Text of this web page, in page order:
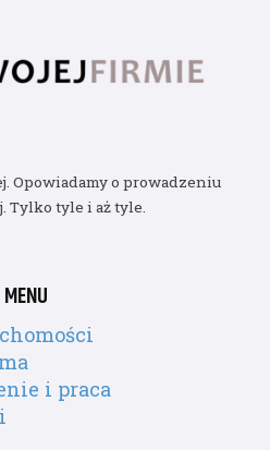
Opowiadamy o prowadzeniu
Tylko tyle i aż tyle.
MENU
i praca